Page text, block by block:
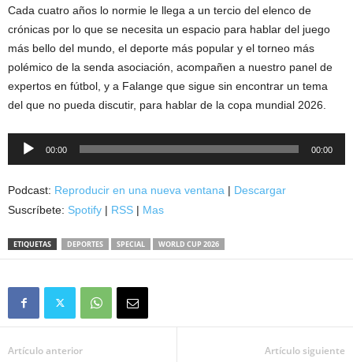
Cada cuatro años lo normie le llega a un tercio del elenco de
crónicas por lo que se necesita un espacio para hablar del juego
más bello del mundo, el deporte más popular y el torneo más
polémico de la senda asociación, acompañen a nuestro panel de
expertos en fútbol, y a Falange que sigue sin encontrar un tema
del que no pueda discutir, para hablar de la copa mundial 2026.
Reproductor
00:00 00:00
Podcast: Reproducir en una nueva ventana | Descargar
Suscríbete: Spotify | RSS | Mas
ETIQUETAS DEPORTES SPECIAL WORLD CUP 2026
Artículo anterior Artículo siguiente